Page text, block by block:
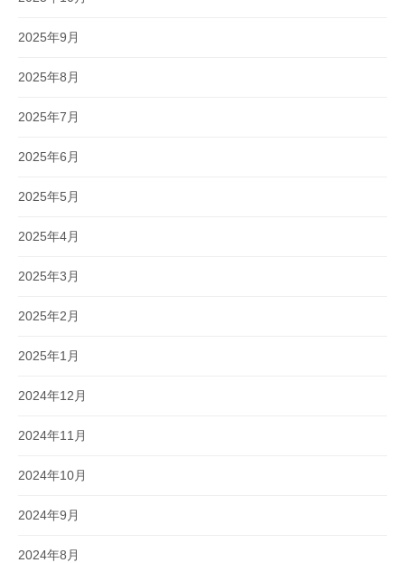
2025年9月
2025年8月
2025年7月
2025年6月
2025年5月
2025年4月
2025年3月
2025年2月
2025年1月
2024年12月
2024年11月
2024年10月
2024年9月
2024年8月